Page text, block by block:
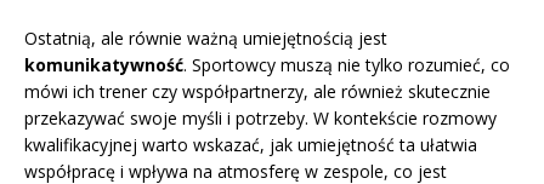
Ostatnią, ale równie ważną umiejętnością jest
komunikatywność. Sportowcy muszą nie tylko rozumieć, co
mówi ich trener czy współpartnerzy, ale również skutecznie
przekazywać swoje myśli i potrzeby. W kontekście rozmowy
kwalifikacyjnej warto wskazać, jak umiejętność ta ułatwia
współpracę i wpływa na atmosferę w zespole, co jest